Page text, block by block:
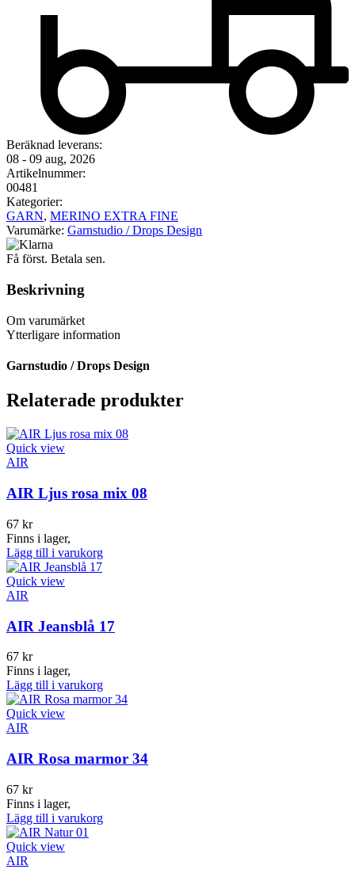
Beräknad leverans:
08 - 09 aug, 2026
Artikelnummer:
00481
Kategorier:
GARN, MERINO EXTRA FINE
Varumärke: Garnstudio / Drops Design
Få först. Betala sen.
Beskrivning
Om varumärket
Ytterligare information
Garnstudio / Drops Design
Relaterade produkter
Quick view
AIR
AIR Ljus rosa mix 08
67 kr
Finns i lager,
Lägg till i varukorg
Quick view
AIR
AIR Jeansblå 17
67 kr
Finns i lager,
Lägg till i varukorg
Quick view
AIR
AIR Rosa marmor 34
67 kr
Finns i lager,
Lägg till i varukorg
Quick view
AIR